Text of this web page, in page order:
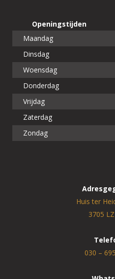
Openingstijden
Maandag
Dinsdag
Woensdag
Donderdag
Vrijdag
Zaterdag
Zondag
Huis ter
3705
030 –